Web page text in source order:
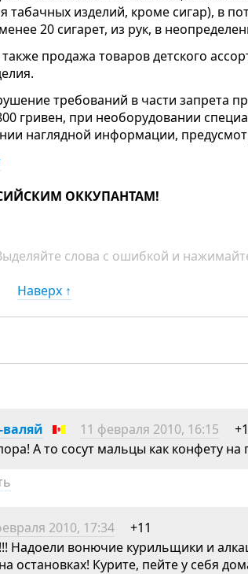
табачных изделий, кроме сигар), в
20 сигарет, из рук, в
продажа товаров детского
требований в части запрета
гривен, при необорудовании
наглядной информации,
ОККУПАНТАМ!
слова с ошибкой и
Наверх ↑
11 февраля 2010, 16:15
А то сосут мальцы как конфету
2010, 17:34
+11
Надоели вонючие курильщики и
остановках! Курите, пейте у себя